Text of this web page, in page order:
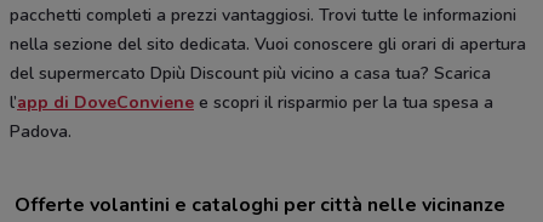
pacchetti completi a prezzi vantaggiosi. Trovi tutte le informazioni
nella sezione del sito dedicata. Vuoi conoscere gli orari di apertura
del supermercato Dpiù Discount più vicino a casa tua? Scarica
l’app di DoveConviene e scopri il risparmio per la tua spesa a
Padova.
Offerte volantini e cataloghi per città nelle vicinanze